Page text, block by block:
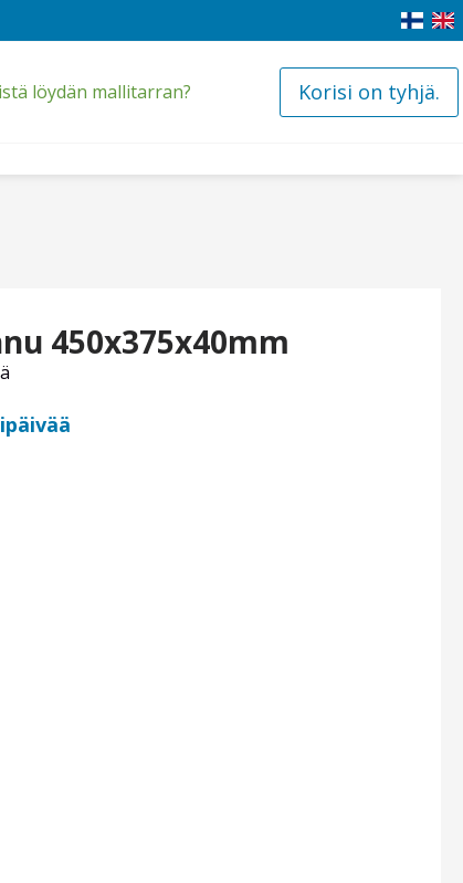
löydän mallitarran? Korisi on tyhjä.
450x375x40mm